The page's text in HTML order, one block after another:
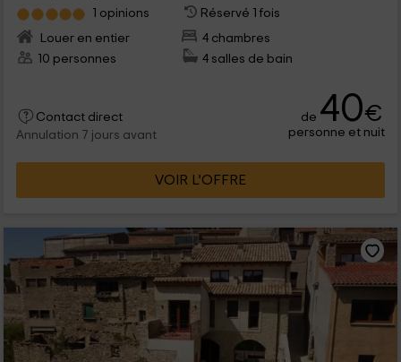
1 opinions
Réservé 1 fois
Louer en entier
4 chambres
10 personnes
4 salles de bain
Contact direct
Annulation 7 jours avant
de 40€
personne et nuit
VOIR L’OFFRE